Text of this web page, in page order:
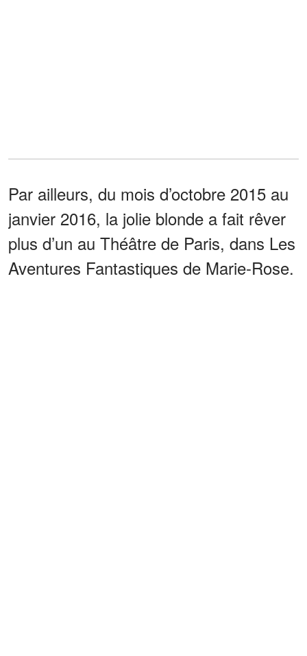
Par ailleurs, du mois d’octobre 2015 au
janvier 2016, la jolie blonde a fait rêver
plus d’un au Théâtre de Paris, dans Les
Aventures Fantastiques de Marie-Rose.